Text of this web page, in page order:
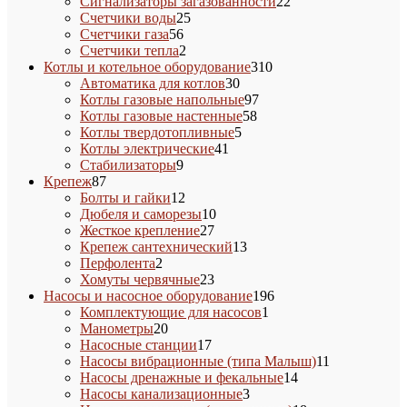
Счетчики воды2525
Счетчики газа5656
товаров
Счетчики тепла2
товара
Котлы и котельное оборудование310310
Автоматика для котлов3030
товаров
Котлы газовые напольные9797
Котлы газовые настенные5858
Котлы твердотопливные55
Котлы электрические41
Стабилизаторы99
Крепеж8787
товаров
Болты и гайки12
товаров
Дюбеля и саморезы1010
Жесткое крепление2727
товаров
Крепеж сантехнический1313
Перфолента2
товара
Хомуты червячные2323
товара
Насосы и насосное оборудование196196
Комплектующие для насосов1
Манометры2020
товаров
Насосные станции1717
товаров
Насосы вибрационные (типа Малыш)11
Насосы дренажные и фекальные1414
Насосы канализационные33